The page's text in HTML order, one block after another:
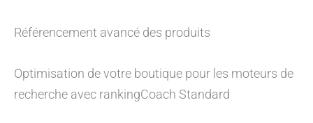
Référencement avancé des produits
Optimisation de votre boutique pour les moteurs de
recherche avec rankingCoach Standard